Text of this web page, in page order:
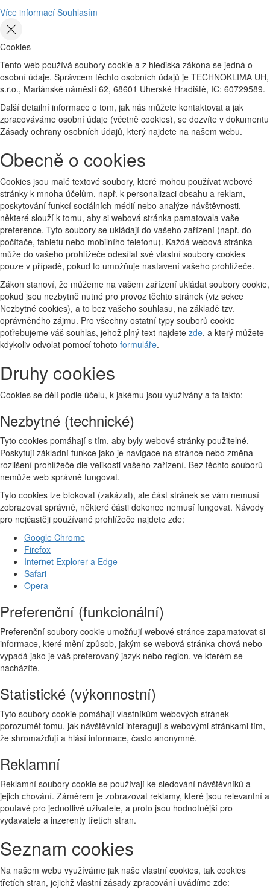
Více informací Souhlasím
Cookies
Tento web používá soubory cookie a z hlediska zákona se jedná o
osobní údaje. Správcem těchto osobních údajů je TECHNOKLIMA UH,
s.r.o., Mariánské náměstí 62, 68601 Uherské Hradiště, IČ: 60729589.
Další detailní informace o tom, jak nás můžete kontaktovat a jak
zpracováváme osobní údaje (včetně cookies), se dozvíte v dokumentu
Zásady ochrany osobních údajů, který najdete na našem webu.
Obecně o cookies
Cookies jsou malé textové soubory, které mohou používat webové
stránky k mnoha účelům, např. k personalizaci obsahu a reklam,
poskytování funkcí sociálních médií nebo analýze návštěvnosti,
některé slouží k tomu, aby si webová stránka pamatovala vaše
preference. Tyto soubory se ukládají do vašeho zařízení (např. do
počítače, tabletu nebo mobilního telefonu). Každá webová stránka
může do vašeho prohlížeče odesílat své vlastní soubory cookies
pouze v případě, pokud to umožňuje nastavení vašeho prohlížeče.
Zákon stanoví, že můžeme na vašem zařízení ukládat soubory cookie,
pokud jsou nezbytně nutné pro provoz těchto stránek (viz sekce
Nezbytné cookies), a to bez vašeho souhlasu, na základě tzv.
oprávněného zájmu. Pro všechny ostatní typy souborů cookie
potřebujeme váš souhlas, jehož plný text najdete zde, a který můžete
kdykoliv odvolat pomocí tohoto formuláře.
Druhy cookies
Cookies se dělí podle účelu, k jakému jsou využívány a ta takto:
Nezbytné (technické)
Tyto cookies pomáhají s tím, aby byly webové stránky použitelné.
Poskytují základní funkce jako je navigace na stránce nebo změna
rozlišení prohlížeče dle velikosti vašeho zařízení. Bez těchto souborů
nemůže web správně fungovat.
Tyto cookies lze blokovat (zakázat), ale část stránek se vám nemusí
zobrazovat správně, některé části dokonce nemusí fungovat. Návody
pro nejčastěji používané prohlížeče najdete zde:
Google Chrome
Firefox
Internet Explorer a Edge
Safari
Opera
Preferenční (funkcionální)
Preferenční soubory cookie umožňují webové stránce zapamatovat si
informace, které mění způsob, jakým se webová stránka chová nebo
vypadá jako je váš preferovaný jazyk nebo region, ve kterém se
nacházíte.
Statistické (výkonnostní)
Tyto soubory cookie pomáhají vlastníkům webových stránek
porozumět tomu, jak návštěvníci interagují s webovými stránkami tím,
že shromažďují a hlásí informace, často anonymně.
Reklamní
Reklamní soubory cookie se používají ke sledování návštěvníků a
jejich chování. Záměrem je zobrazovat reklamy, které jsou relevantní a
poutavé pro jednotlivé uživatele, a proto jsou hodnotnější pro
vydavatele a inzerenty třetích stran.
Seznam cookies
Na našem webu využíváme jak naše vlastní cookies, tak cookies
třetích stran, jejichž vlastní zásady zpracování uvádíme zde: